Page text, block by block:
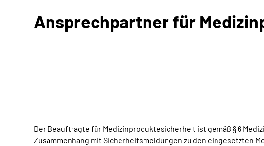
Ansprechpartner für
Der Beauftragte für Medizinproduktesicherheit ist gemäß § 6
Zusammenhang mit Sicherheitsmeldungen zu den eingesetzten